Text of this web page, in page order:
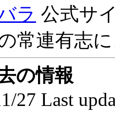
ラ 公式サ
常連有志
の情報
27 Last